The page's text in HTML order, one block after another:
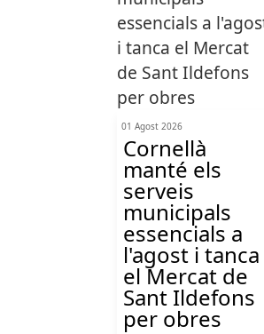
01 Agost 2026
Cornellà
manté els
serveis
municipals
essencials a
l'agost i tanca
el Mercat de
Sant Ildefons
per obres